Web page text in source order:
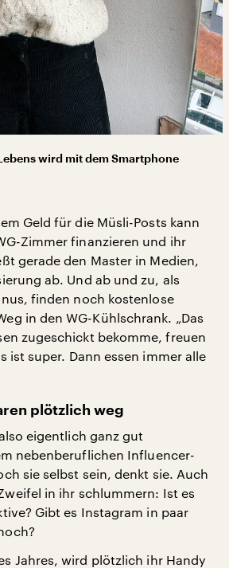
wird mit dem Smartphone
Geld für die Müsli-Posts kann
Zimmer finanzieren und ihr
gerade den Master in Medien,
ab. Und ab und zu, als
finden noch kostenlose
in den WG-Kühlschrank. „Das
zugeschickt bekomme, freuen
ist super. Dann essen immer alle
plötzlich weg
eigentlich ganz gut
nebenberuflichen Influencer-
sie selbst sein, denkt sie. Auch
in ihr schlummern: Ist es
Gibt es Instagram in paar
Jahres, wird plötzlich ihr Handy